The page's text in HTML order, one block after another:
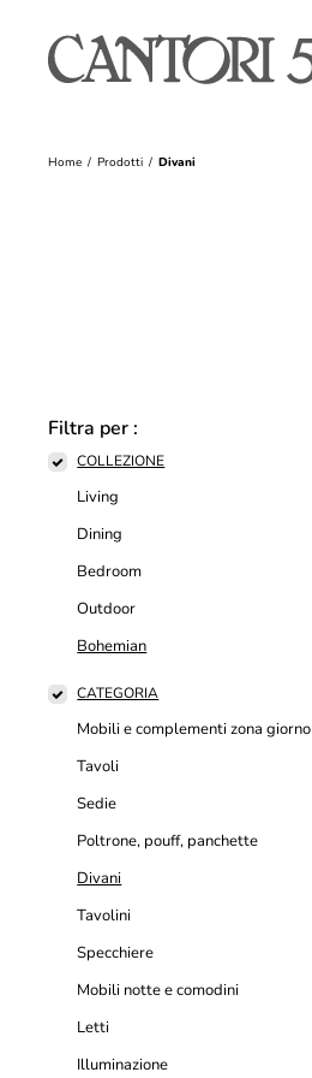
Home Prodotti Divani
Filtra per :
COLLEZIONE
Living
Dining
Bedroom
Outdoor
Bohemian
CATEGORIA
Mobili e complementi zona giorno
Tavoli
Sedie
Poltrone, pouff, panchette
Divani
Tavolini
Specchiere
Mobili notte e comodini
Letti
Illuminazione